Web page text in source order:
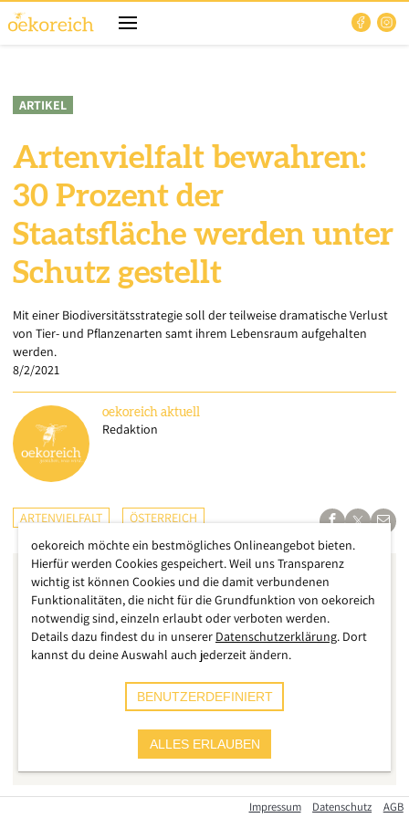
ARTIKEL
Artenvielfalt bewahren:
30 Prozent der
Staatsfläche werden unter
Schutz gestellt
Mit einer Biodiversitätsstrategie soll der teilweise dramatische Verlust
von Tier- und Pflanzenarten samt ihrem Lebensraum aufgehalten
werden.
8/2/2021
oekoreich aktuell
Redaktion
ARTENVIELFALT ÖSTERREICH
Impressum Datenschutz AGB
oekoreich möchte ein bestmögliches Onlineangebot bieten.
Hierfür werden Cookies gespeichert. Weil uns Transparenz
wichtig ist können Cookies und die damit verbundenen
Funktionalitäten, die nicht für die Grundfunktion von oekoreich
notwendig sind, einzeln erlaubt oder verboten werden.
Details dazu findest du in unserer Datenschutzerklärung. Dort
kannst du deine Auswahl auch jederzeit ändern.
BENUTZERDEFINIERT
ALLES ERLAUBEN